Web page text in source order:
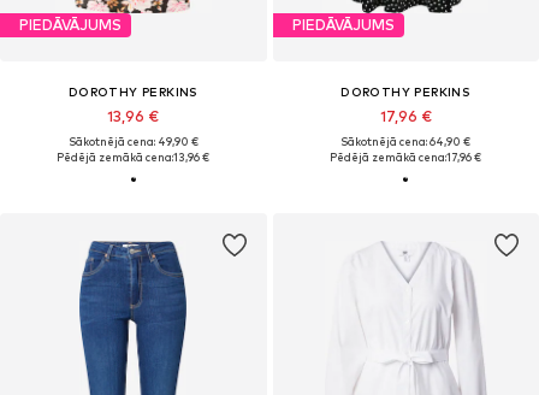
PIEDĀVĀJUMS
DOROTHY PERKINS
13,96 €
Sākotnējā cena: 49,90 €
Pēdējā zemākā cena:13,96 €
PIEDĀVĀJUMS
DOROTHY PERKINS
17,96 €
Sākotnējā cena: 64,90 €
Pēdējā zemākā cena:17,96 €